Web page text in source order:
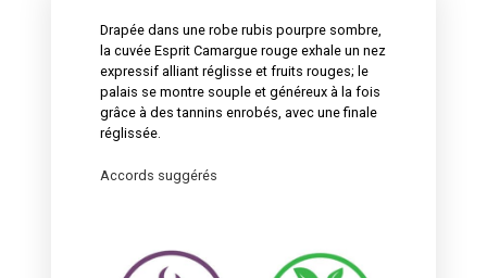
Terre
Camargue
Drapée dans une robe rubis pourpre sombre,
la cuvée Esprit Camargue rouge exhale un nez
expressif alliant réglisse et fruits rouges; le
palais se montre souple et généreux à la fois
grâce à des tannins enrobés, avec une finale
réglissée.
Accords suggérés